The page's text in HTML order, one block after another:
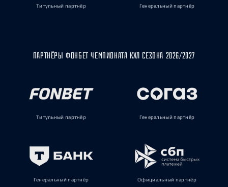
Титульный партнёр Генеральный партнёр
ПАРТНЁРЫ ФОНБЕТ ЧЕМПИОНАТА КХЛ СЕЗОНА 2026/2027
Титульный партнёр Генеральный партнёр
Генеральный партнёр Официальный партнёр